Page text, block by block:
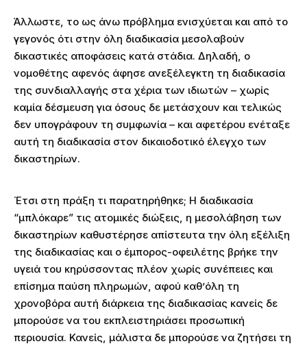
Άλλωστε, το ως άνω πρόβλημα ενισχύεται και από το
γεγονός ότι στην όλη διαδικασία μεσολαβούν
δικαστικές αποφάσεις κατά στάδια. Δηλαδή, ο
νομοθέτης αφενός άφησε ανεξέλεγκτη τη διαδικασία
της συνδιαλλαγής στα χέρια των ιδιωτών – χωρίς
καμία δέσμευση για όσους δε μετάσχουν και τελικώς
δεν υπογράφουν τη συμφωνία – και αφετέρου ενέταξε
αυτή τη διαδικασία στον δικαιοδοτικό έλεγχο των
δικαστηρίων.
Έτσι στη πράξη τι παρατηρήθηκε; Η διαδικασία
“μπλόκαρε” τις ατομικές διώξεις, η μεσολάβηση των
δικαστηρίων καθυστέρησε απίστευτα την όλη εξέλιξη
της διαδικασίας και ο έμπορος-οφειλέτης βρήκε την
υγειά του κηρύσσοντας πλέον χωρίς συνέπειες και
επίσημα παύση πληρωμών, αφού καθ’όλη τη
χρονοβόρα αυτή διάρκεια της διαδικασίας κανείς δε
μπορούσε να του εκπλειστηριάσει προσωπική
περιουσία. Κανείς, μάλιστα δε μπορούσε να ζητήσει τη